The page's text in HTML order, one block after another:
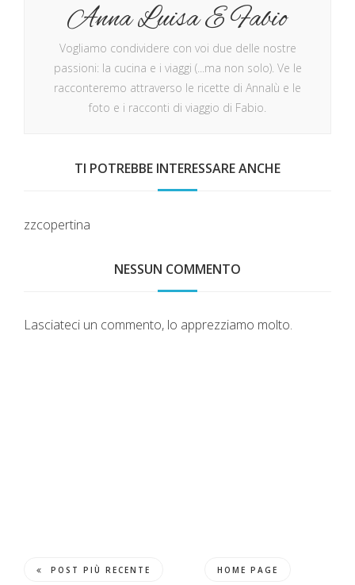
Anna Luisa E Fabio
Vogliamo condividere con voi due delle nostre
passioni: la cucina e i viaggi (...ma non solo). Ve le
racconteremo attraverso le ricette di Annalù e le
foto e i racconti di viaggio di Fabio.
TI POTREBBE INTERESSARE ANCHE
zzcopertina
NESSUN COMMENTO
Lasciateci un commento, lo apprezziamo molto.
POST PIÙ RECENTE HOME PAGE